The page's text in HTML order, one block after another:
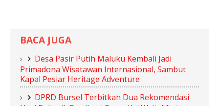
BACA JUGA
​Desa Pasir Putih Maluku Kembali Jadi
Primadona Wisatawan Internasional, Sambut
Kapal Pesiar Heritage Adventure
DPRD Bursel Terbitkan Dua Rekomendasi